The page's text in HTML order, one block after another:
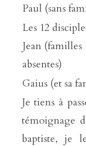
Paul (sans
Les 12
Jean (familles
absentes)
Gaius (et sa
Je tiens à
témoignage
baptiste, je